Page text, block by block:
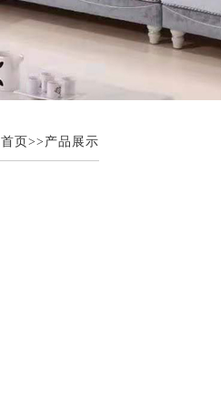
首页>> 产品展示